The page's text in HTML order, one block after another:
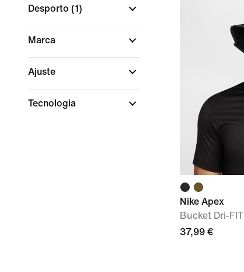
Desporto (1)
Marca
Ajuste
Tecnologia
Nike Apex
Bucket Dri-FIT
37,99 €